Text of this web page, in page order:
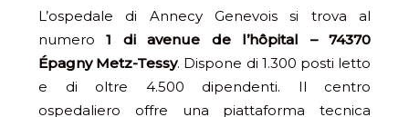
L’ospedale di Annecy Genevois si trova al
numero1 di avenue de l’hôpital – 74370
Épagny Metz-Tessy. Dispone di 1.300 posti letto
e di oltre 4.500 dipendenti. Il centro
ospedaliero offre una piattaforma tecnica